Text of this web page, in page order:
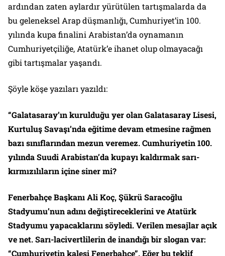
ardından zaten aylardır yürütülen tartışmalarda da
bu geleneksel Arap düşmanlığı, Cumhuriyet’in 100.
yılında kupa finalini Arabistan’da oynamanın
Cumhuriyetçiliğe, Atatürk’e ihanet olup olmayacağı
gibi tartışmalar yaşandı.
Şöyle köşe yazıları yazıldı:
“Galatasaray’ın kurulduğu yer olan Galatasaray Lisesi,
Kurtuluş Savaşı’nda eğitime devam etmesine rağmen
bazı sınıflarından mezun veremez. Cumhuriyetin 100.
yılında Suudi Arabistan’da kupayı kaldırmak sarı-
kırmızılıların içine siner mi?
Fenerbahçe Başkanı Ali Koç, Şükrü Saracoğlu
Stadyumu’nun adını değiştireceklerini ve Atatürk
Stadyumu yapacaklarını söyledi. Verilen mesajlar açık
ve net. Sarı-lacivertlilerin de inandığı bir slogan var:
“Cumhuriyetin kalesi Fenerbahçe”. Eğer bu teklif